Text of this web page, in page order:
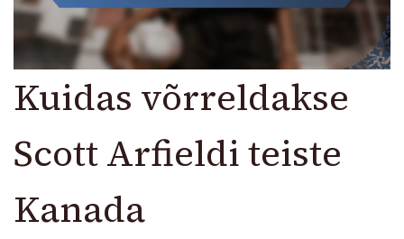
Kuidas võrreldakse
Scott Arfieldi teiste
Kanada